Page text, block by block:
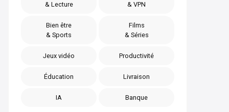
& Lecture
& VPN
Bien être
& Sports
Films
& Séries
Jeux vidéo Productivité
Éducation Livraison
IA Banque